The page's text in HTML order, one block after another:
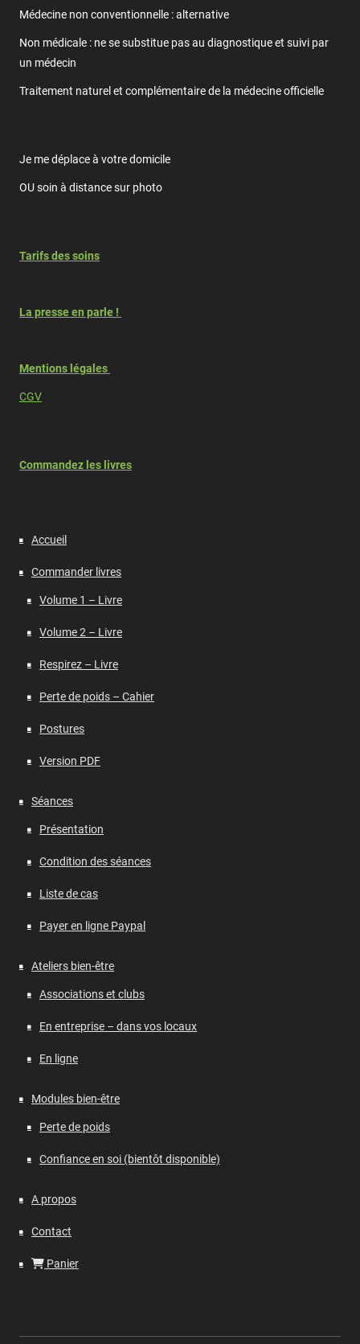
Médecine non conventionnelle : alternative
Non médicale : ne se substitue pas au diagnostique et suivi par
un médecin
Traitement naturel et complémentaire de la médecine officielle
Je me déplace à votre domicile
OU soin à distance sur photo
Tarifs des soins
La presse en parle !
Mentions légales
CGV
Commandez les livres
Accueil
Commander livres
Volume 1 – Livre
Volume 2 – Livre
Respirez – Livre
Perte de poids – Cahier
Postures
Version PDF
Séances
Présentation
Condition des séances
Liste de cas
Payer en ligne Paypal
Ateliers bien-être
Associations et clubs
En entreprise – dans vos locaux
En ligne
Modules bien-être
Perte de poids
Confiance en soi (bientôt disponible)
A propos
Contact
Panier